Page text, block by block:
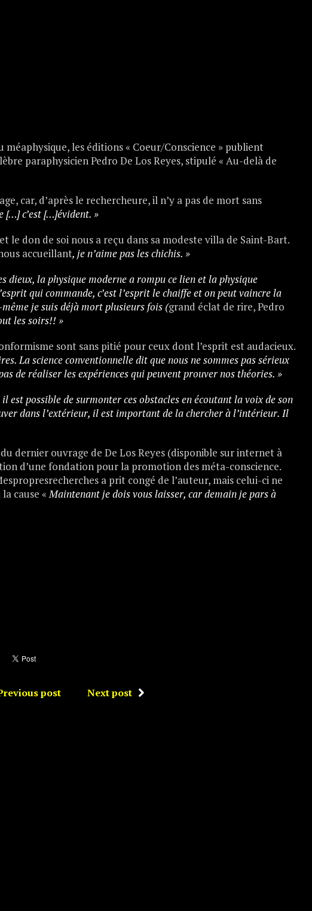
les éditions « Coeur/Conscience » publient
paraphysicien Pedro De Los Reyes, stipulé « Au-delà de
car, d’après le rechercheure, il n’y a pas de mort sans
[…] c’est […]évident. »
le don de soi nous a reçu dans sa modeste villa de Saint-Bart.
accueillant, je n’aime pas les chichis. »
dieux, la physique moderne a rompu ce lien et la physique
qui commande, c’est l’esprit le chaiffe et on peut vaincre la
je suis déjà mort plusieurs fois (grand éclat de rire, Pedro
les soirs!! »
sont sans pitié pour ceux dont l’esprit est audacieux.
La science conventionnelle dit que nous ne sommes pas sérieux
de réaliser les expériences qui peuvent prouver nos théories. »
est possible de surmonter ces obstacles en écoutant la voix de son
dans l’extérieur, il est important de la chercher à l’intérieur. Il
dernier ouvrage de De Los Reyes (disponible sur internet à
d’une fondation pour la promotion des méta-conscience.
a prit congé de l’auteur, mais celui-ci ne
la cause «Maintenant je dois vous laisser, car demain je pars à
post Next post